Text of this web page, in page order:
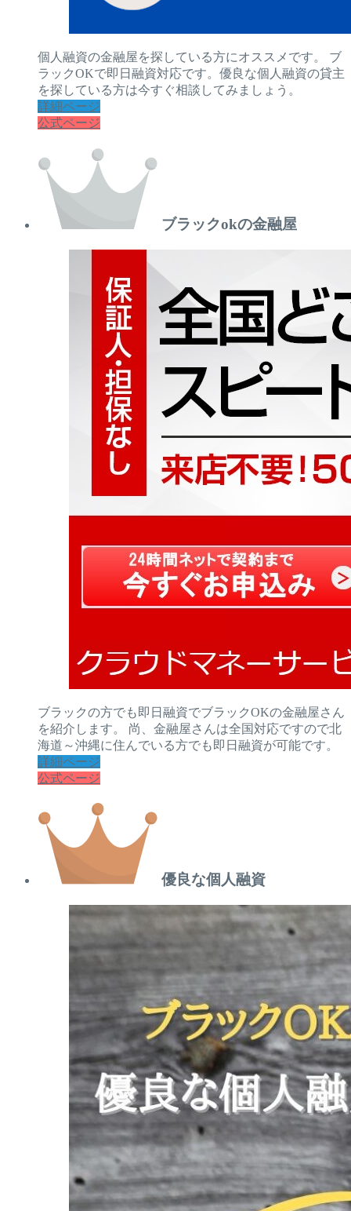
個人融資の金融屋を探している方にオススメです。 ブ
ラックOKで即日融資対応です。優良な個人融資の貸主
を探している方は今すぐ相談してみましょう。
詳細ページ
公式ページ
ブラックokの金融屋
ブラックの方でも即日融資でブラックOKの金融屋さん
を紹介します。 尚、金融屋さんは全国対応ですので北
海道～沖縄に住んでいる方でも即日融資が可能です。
詳細ページ
公式ページ
優良な個人融資